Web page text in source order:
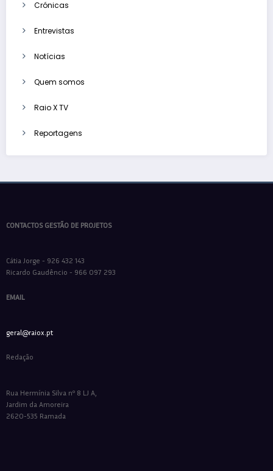
Crónicas
Entrevistas
Notícias
Quem somos
Raio X TV
Reportagens
CONTACTOS GESTÃO DE PROJETOS
Cátia Jorge - 926 432 143
Ricardo Gaudêncio - 966 097 293
EMAIL
geral@raiox.pt
Redação
Rua Hermínia Silva nº 8 LJ A,
Jardim da Amoreira
2620-535 Ramada